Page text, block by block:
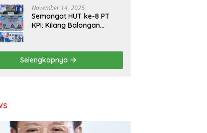
November 14, 2025
Semangat HUT ke-8 PT
KPI: Kilang Balongan
Berbagi Bersama
Penyandang Disabilitas
dan Yayasan Pendidikan
Selengkapnya